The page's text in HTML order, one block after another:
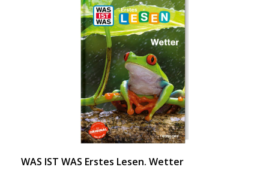
WAS IST WAS Erstes Lesen. Wetter